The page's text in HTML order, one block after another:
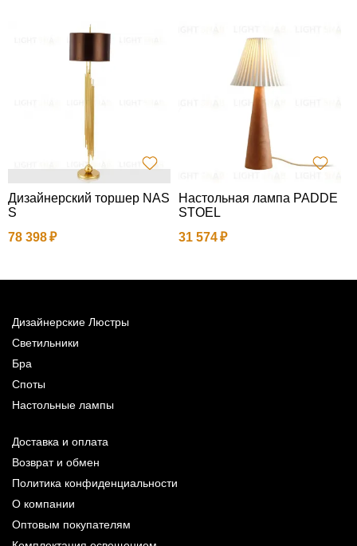
Дизайнерский торшер NAS
S
78 398
Настольная лампа PADDE
STOEL
31 574
Дизайнерские Люстры
Светильники
Бра
Споты
Настольные лампы
Доставка и оплата
Возврат и обмен
Политика конфиденциальности
О компании
Оптовым покупателям